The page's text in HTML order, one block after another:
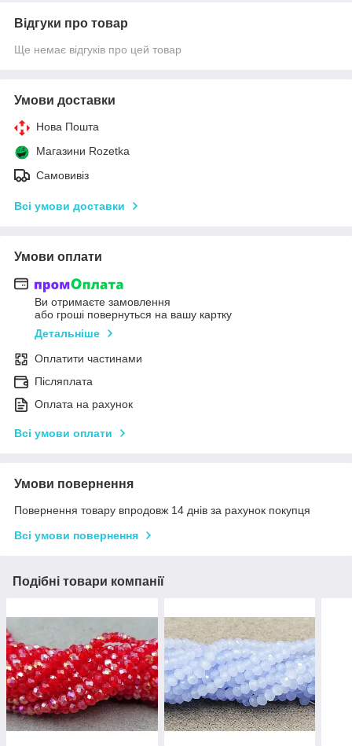
Відгуки про товар
Ще немає відгуків про цей товар
Умови доставки
Нова Пошта
Магазини Rozetka
Самовивіз
Всі умови доставки
Умови оплати
Ви отримаєте замовлення
або гроші повернуться на вашу картку
Детальніше
Оплатити частинами
Післяплата
Оплата на рахунок
Всі умови оплати
Умови повернення
Повернення товару впродовж 14 днів за рахунок покупця
Всі умови повернення
Подібні товари компанії